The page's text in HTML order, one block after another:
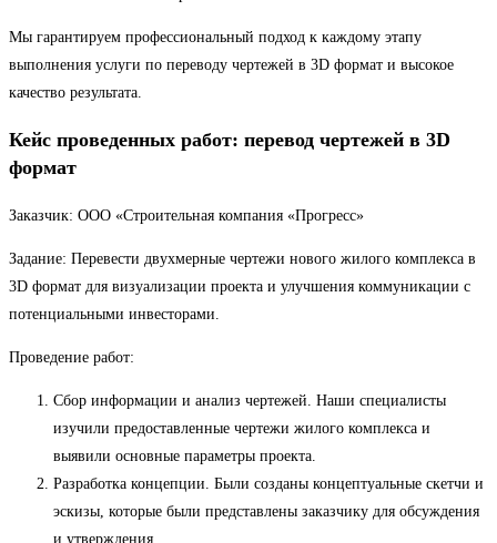
Мы гарантируем профессиональный подход к каждому этапу
выполнения услуги по переводу чертежей в 3D формат и высокое
качество результата.
Кейс проведенных работ: перевод чертежей в 3D
формат
Заказчик: ООО «Строительная компания «Прогресс»
Задание: Перевести двухмерные чертежи нового жилого комплекса в
3D формат для визуализации проекта и улучшения коммуникации с
потенциальными инвесторами.
Проведение работ:
Сбор информации и анализ чертежей. Наши специалисты
изучили предоставленные чертежи жилого комплекса и
выявили основные параметры проекта.
Разработка концепции. Были созданы концептуальные скетчи и
эскизы, которые были представлены заказчику для обсуждения
и утверждения.